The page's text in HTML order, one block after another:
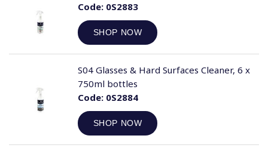
Code:0S2883
SHOP NOW
Code:0S2884
SHOP NOW
S04 Glasses & Hard Surfaces Cleaner, 6 x
750ml bottles